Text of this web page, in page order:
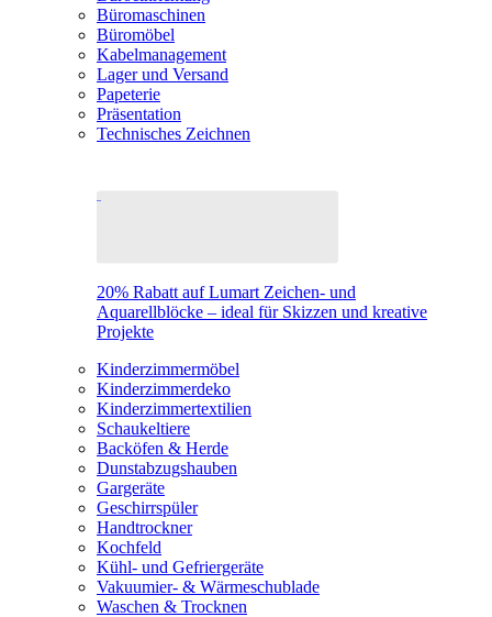
Büromaschinen
Büromöbel
Kabelmanagement
Lager und Versand
Papeterie
Präsentation
Technisches Zeichnen
20% Rabatt auf Lumart Zeichen- und
Aquarellblöcke – ideal für Skizzen und kreative
Projekte
Kinderzimmermöbel
Kinderzimmerdeko
Kinderzimmertextilien
Schaukeltiere
Backöfen & Herde
Dunstabzugshauben
Gargeräte
Geschirrspüler
Handtrockner
Kochfeld
Kühl- und Gefriergeräte
Vakuumier- & Wärmeschublade
Waschen & Trocknen